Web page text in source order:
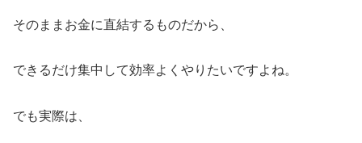
そのままお金に直結するものだから、
できるだけ集中して効率よくやりたいですよね。
でも実際は、